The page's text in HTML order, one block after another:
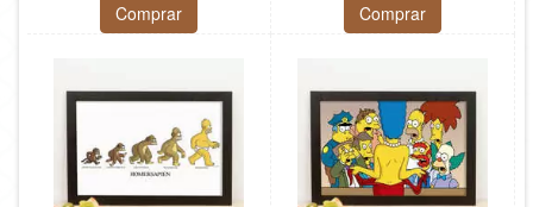
Comprar Comprar